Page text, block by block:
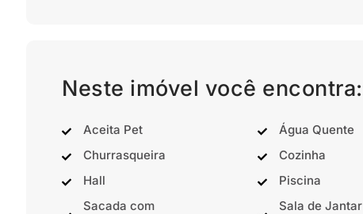
Neste imóvel você encontra:
Aceita Pet Água Quente
Churrasqueira
Cozinha
Hall
Piscina
Sacada com
Sala de Jantar